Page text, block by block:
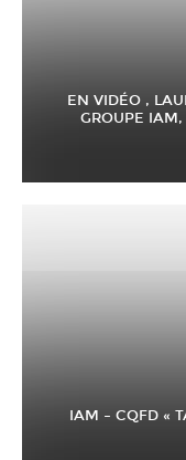
EN VIDÉO ,
GROUPE
IAM – CQFD «